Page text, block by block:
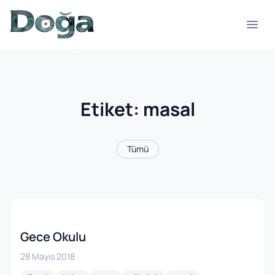
İçeriğe geç
Etiket: masal
Tümü
Gece Okulu
28 Mayıs 2018